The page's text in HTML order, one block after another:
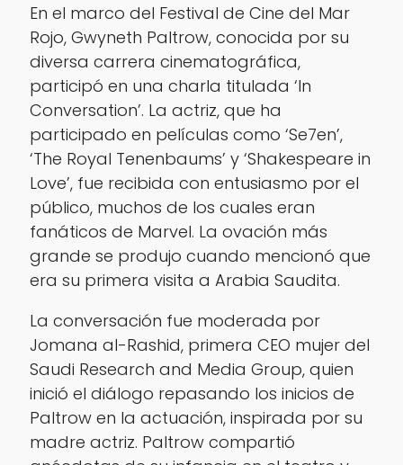
En el marco del Festival de Cine del Mar
Rojo, Gwyneth Paltrow, conocida por su
diversa carrera cinematográfica,
participó en una charla titulada ‘In
Conversation’. La actriz, que ha
participado en películas como ‘Se7en’,
‘The Royal Tenenbaums’ y ‘Shakespeare in
Love’, fue recibida con entusiasmo por el
público, muchos de los cuales eran
fanáticos de Marvel. La ovación más
grande se produjo cuando mencionó que
era su primera visita a Arabia Saudita.
La conversación fue moderada por
Jomana al-Rashid, primera CEO mujer del
Saudi Research and Media Group, quien
inició el diálogo repasando los inicios de
Paltrow en la actuación, inspirada por su
madre actriz. Paltrow compartió